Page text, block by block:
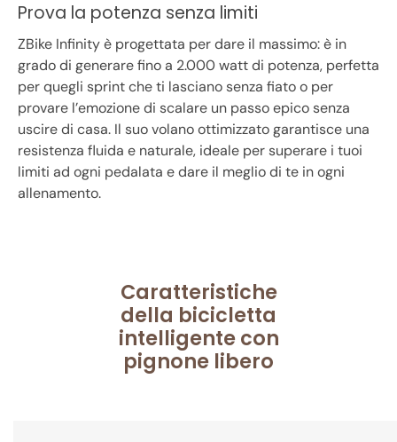
Prova la potenza senza limiti
ZBike Infinity è progettata per dare il massimo: è in
grado di generare fino a 2.000 watt di potenza, perfetta
per quegli sprint che ti lasciano senza fiato o per
provare l’emozione di scalare un passo epico senza
uscire di casa. Il suo volano ottimizzato garantisce una
resistenza fluida e naturale, ideale per superare i tuoi
limiti ad ogni pedalata e dare il meglio di te in ogni
allenamento.
Caratteristiche
della bicicletta
intelligente con
pignone libero